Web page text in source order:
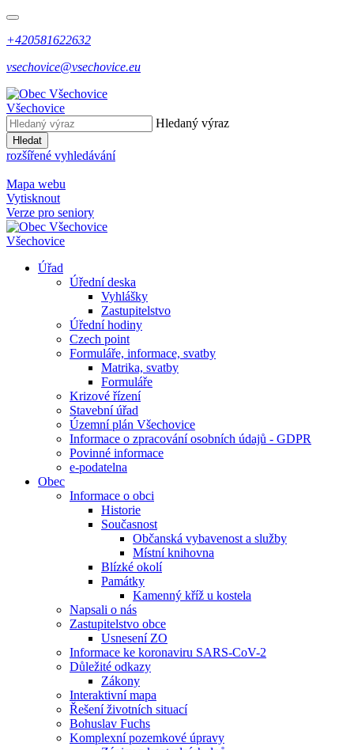
+420581622632
vsechovice@vsechovice.eu
Všechovice
Hledaný výraz
Hledat
rozšířené vyhledávání
Mapa webu
Vytisknout
Verze pro seniory
Všechovice
Úřad
Úřední deska
Vyhlášky
Zastupitelstvo
Úřední hodiny
Czech point
Formuláře, informace, svatby
Matrika, svatby
Formuláře
Krizové řízení
Stavební úřad
Územní plán Všechovice
Informace o zpracování osobních údajů - GDPR
Povinné informace
e-podatelna
Obec
Informace o obci
Historie
Současnost
Občanská vybavenost a služby
Místní knihovna
Blízké okolí
Památky
Kamenný kříž u kostela
Napsali o nás
Zastupitelstvo obce
Usnesení ZO
Informace ke koronaviru SARS-CoV-2
Důležité odkazy
Zákony
Interaktivní mapa
Řešení životních situací
Bohuslav Fuchs
Komplexní pozemkové úpravy